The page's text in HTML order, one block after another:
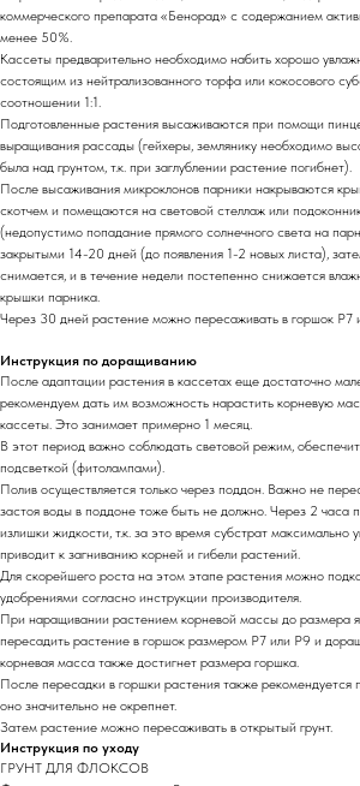
коммерческого препарата «Бенорад» с содержанием
менее 50%.
Кассеты предварительно необходимо набить хорошо
состоящим из нейтрализованного торфа или кокосового
соотношении 1:1.
Подготовленные растения высаживаются при помощи
выращивания рассады (гейхеры, землянику необходимо
была над грунтом, т.к. при заглублении растение погибнет).
После высаживания микроклонов парники накрываются
скотчем и помещаются на световой стеллаж или
(недопустимо попадание прямого солнечного света на
закрытыми 14-20 дней (до появления 1-2 новых листа),
снимается, и в течение недели постепенно снижается
крышки парника.
Через 30 дней растение можно пересаживать в горшок Р7
Инструкция по доращиванию
После адаптации растения в кассетах еще достаточно
рекомендуем дать им возможность нарастить корневую
кассеты. Это занимает примерно 1 месяц.
В этот период важно соблюдать световой режим,
подсветкой (фитолампами).
Полив осуществляется только через поддон. Важно не
застоя воды в поддоне тоже быть не должно. Через 2 часа
излишки жидкости, т.к. за это время субстрат максимально
приводит к загниванию корней и гибели растений.
Для скорейшего роста на этом этапе растения можно
удобрениями согласно инструкции производителя.
При наращивании растением корневой массы до размера
пересадить растение в горшок размером Р7 или Р9 и
корневая масса также достигнет размера горшка.
После пересадки в горшки растения также рекомендуется
оно значительно не окрепнет.
Затем растение можно пересаживать в открытый грунт.
Инструкция по уходу
ГРУНТ ДЛЯ ФЛОКСОВ